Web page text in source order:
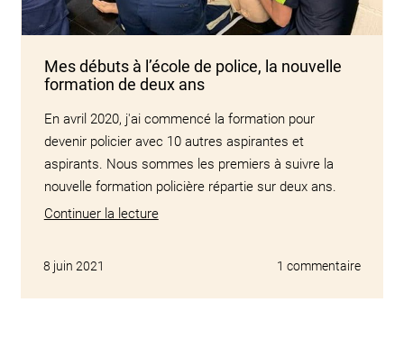
Mes débuts à l’école de police, la nouvelle
formation de deux ans
En avril 2020, j'ai commencé la formation pour
devenir policier avec 10 autres aspirantes et
aspirants. Nous sommes les premiers à suivre la
nouvelle formation policière répartie sur deux ans.
Continuer la lecture
8 juin 2021 1 commentaire